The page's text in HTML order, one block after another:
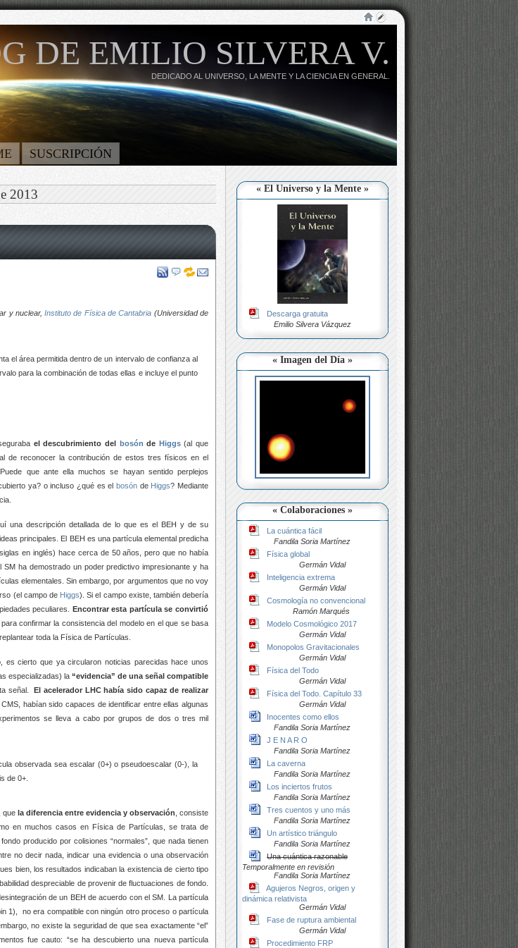
DE EMILIO SILVERA V.
DEDICADO AL UNIVERSO, LA MENTE Y LA CIENCIA EN GENERAL.
SUSCRIPCIÓN
« El Universo y la Mente »
Descarga gratuita
Emilio Silvera Vázquez
« Imagen del Día »
« Colaboraciones »
La cuántica fácil
Fandila Soria Martínez
Física global
Germán Vidal
Inteligencia extrema
Germán Vidal
Cosmología no convencional
Ramón Marqués
Modelo Cosmológico 2017
Germán Vidal
Monopolos Gravitacionales
Germán Vidal
Física del Todo
Germán Vidal
Física del Todo. Capítulo 33
Germán Vidal
Inocentes como ellos
Fandila Soria Martínez
J E N A R O
Fandila Soria Martínez
La caverna
Fandila Soria Martínez
Los inciertos frutos
Fandila Soria Martínez
Tres cuentos y uno más
Fandila Soria Martínez
Un artístico triángulo
Fandila Soria Martínez
Una cuántica razonable
Temporalmente en revisión
Fandila Soria Martínez
Agujeros Negros, origen y
dinámica relativista
Germán Vidal
Fase de ruptura ambiental
Germán Vidal
Procedimiento FRP
2013
y nuclear,Instituto de Física de Cantabria (Universidad de
el descubrimiento del bosón de Higgs(al que
de reconocer la contribución de estos tres físicos en el
que ante ella muchos se hayan sentido perplejos
ya? o incluso ¿qué es elbosón de Higgs? Mediante
una descripción detallada de lo que es el BEH y de su
principales. El BEH es una partícula elemental predicha
en inglés) hace cerca de 50 años, pero que no había
ha demostrado un poder predictivo impresionante y ha
elementales. Sin embargo, por argumentos que no voy
(el campo de Higgs). Si el campo existe, también debería
peculiares. Encontrar esta partícula se convirtió
, para confirmar la consistencia del modelo en el que se basa
toda la Física de Partículas.
es cierto que ya circularon noticias parecidas hace unos
especializadas) la “evidencia” de una señal compatible
señal.El acelerador LHC había sido capaz de realizar
habían sido capaces de identificar entre ellas algunas
se lleva a cabo por grupos de dos o tres mil
que la diferencia entre evidencia y observación , consiste
en muchos casos en Física de Partículas, se trata de
producido por colisiones “normales”, que nada tienen
no decir nada, indicar una evidencia o una observación
bien, los resultados indicaban la existencia de cierto tipo
despreciable de provenir de fluctuaciones de fondo.
de un BEH de acuerdo con el SM. La partícula
1), no era compatible con ningún otro proceso o partícula
no existe la seguridad de que sea exactamente “el”
fue cauto: “se ha descubierto una nueva partícula